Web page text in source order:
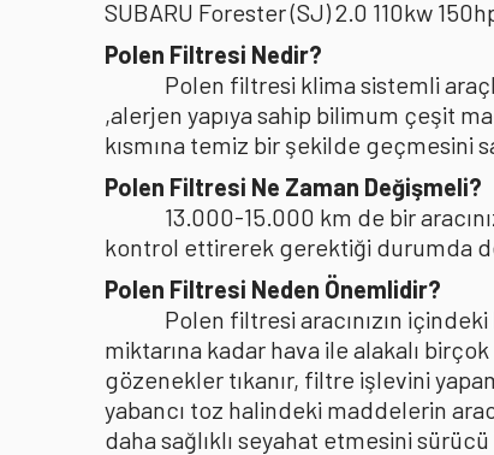
SUBARU Forester (SJ) 2.0 110kw
Polen Filtresi Nedir?
Polen filtresi klima sistemli
,alerjen yapıya sahip bilimum çeşit
kısmına temiz bir şekilde geçmesini
Polen Filtresi Ne Zaman Değişmeli?
13.000-15.000 km de bir
kontrol ettirerek gerektiği durumda
Polen Filtresi Neden Önemlidir?
Polen filtresi aracınızın
miktarına kadar hava ile alakalı
gözenekler tıkanır, filtre işlevini
yabancı toz halindeki maddelerin
daha sağlıklı seyahat etmesini